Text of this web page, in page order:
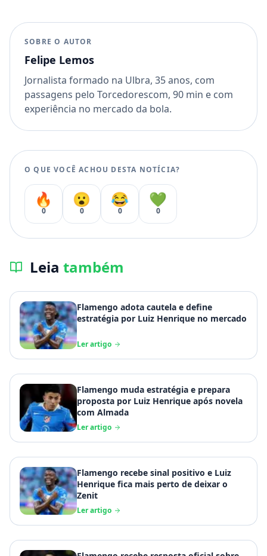
SOBRE O AUTOR
Felipe Lemos
Jornalista formado na Ulbra, 35 anos, com
passagens pelo Torcedorescom, 90 min e com
experiência no mercado da bola.
O QUE VOCÊ ACHOU DESTA NOTÍCIA?
🔥
0
😮
0
😂
0
💚
0
Leia também
Flamengo adota cautela e define
estratégia por Luiz Henrique no mercado
Ler artigo
Flamengo muda estratégia e prepara
proposta por Luiz Henrique após novela
com Almada
Ler artigo
Flamengo recebe sinal positivo e Luiz
Henrique fica mais perto de deixar o
Zenit
Ler artigo